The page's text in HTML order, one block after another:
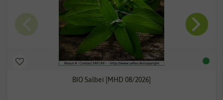
BIO Salbei [MHD 08/2026]